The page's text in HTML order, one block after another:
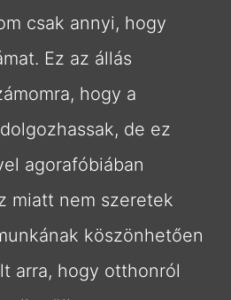
csak annyi, hogy
Ez az állás
hogy a
de ez
agorafóbiában
miatt nem szeretek
köszönhetően
arra, hogy otthonról